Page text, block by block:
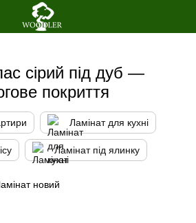
сірий під дуб —
покриття
Ламінат для кухні
Ламінат під ялинку